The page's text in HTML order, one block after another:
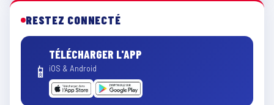
RESTEZ CONNECTÉ
📱
TÉLÉCHARGER L'APP
iOS & Android